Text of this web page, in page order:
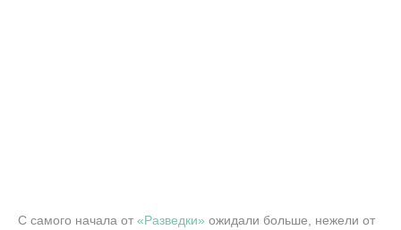
С самого начала от «Разведки» ожидали больше, нежели от